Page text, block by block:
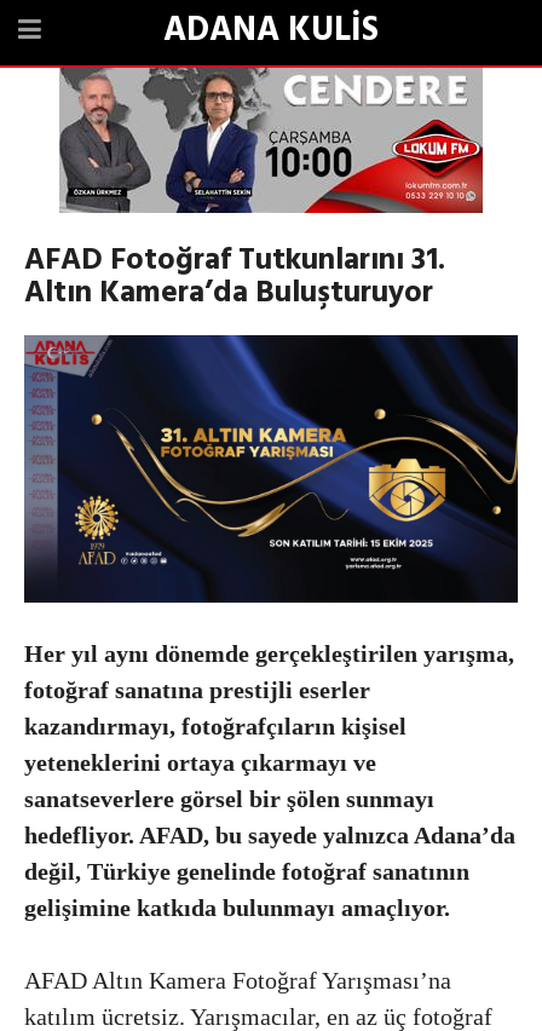
ADANA KULİS
AFAD Fotoğraf Tutkunlarını 31.
Altın Kamera’da Buluşturuyor
Her yıl aynı dönemde gerçekleştirilen yarışma,
fotoğraf sanatına prestijli eserler
kazandırmayı, fotoğrafçıların kişisel
yeteneklerini ortaya çıkarmayı ve
sanatseverlere görsel bir şölen sunmayı
hedefliyor. AFAD, bu sayede yalnızca Adana’da
değil, Türkiye genelinde fotoğraf sanatının
gelişimine katkıda bulunmayı amaçlıyor.
AFAD Altın Kamera Fotoğraf Yarışması’na
katılım ücretsiz. Yarışmacılar, en az üç fotoğraf